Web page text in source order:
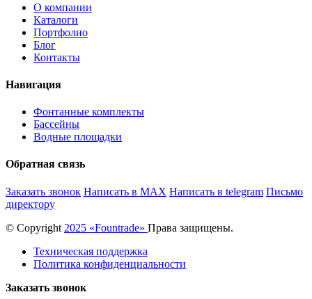
О компании
Каталоги
Портфолио
Блог
Контакты
Навигация
Фонтанные комплекты
Бассейны
Водные площадки
Обратная связь
Заказать звонок Написать в MAX Написать в telegram Письмо
директору
© Copyright 2025 «Fоuntrade» Права защищены.
Техническая поддержка
Политика конфиденциальности
Заказать звонок